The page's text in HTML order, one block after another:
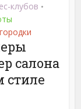
клубов •
салона
стиле